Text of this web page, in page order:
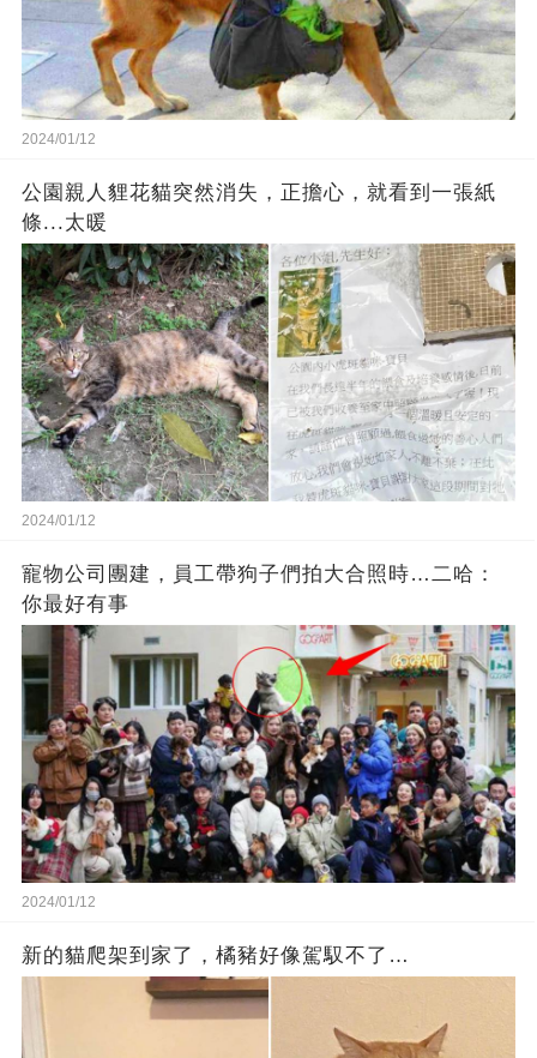
2024/01/12
公園親人貍花貓突然消失，正擔心，就看到一張紙
條...太暖
2024/01/12
寵物公司團建，員工帶狗子們拍大合照時…二哈：
你最好有事
2024/01/12
新的貓爬架到家了，橘豬好像駕馭不了…